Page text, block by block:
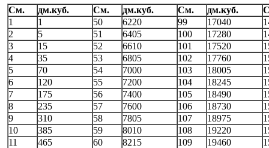
См. дм.куб. См. дм.куб. См. дм.куб.
1
1 50 6220 99 17040
2
5 51 6405 100 17280
3
15 52 6610 101 17520
4
35 53 6805 102 17760
5
70 54 7000 103 18005
6
120 55 7200 104 18245
7
175 56 7400 105 18490
8
235 57 7600 106 18730
9
310 58 7805 107 18975
10
385 59 8010 108 19220
11
465 60 8215 109 19460